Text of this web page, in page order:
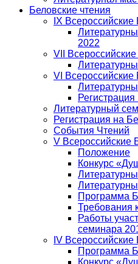
Беловские чтения
IX
2022
VII
VI Всероссийские
Литературный
Регистрация на
События Чтений
V Всероссийские
Положение
Конкурс
Программа
Требования
Работы
семинара
IV
Программа
Конкурс